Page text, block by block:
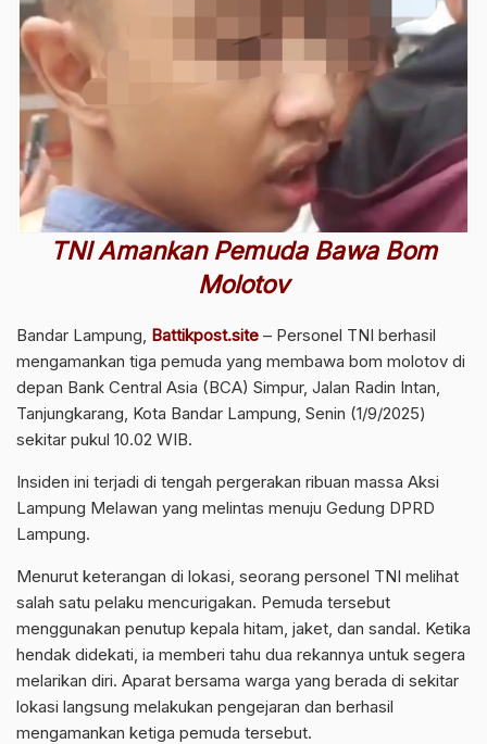
TNI Amankan Pemuda Bawa Bom
Molotov
Bandar Lampung, Battikpost.site – Personel TNI berhasil
mengamankan tiga pemuda yang membawa bom molotov di
depan Bank Central Asia (BCA) Simpur, Jalan Radin Intan,
Tanjungkarang, Kota Bandar Lampung, Senin (1/9/2025)
sekitar pukul 10.02 WIB.
Insiden ini terjadi di tengah pergerakan ribuan massa Aksi
Lampung Melawan yang melintas menuju Gedung DPRD
Lampung.
Menurut keterangan di lokasi, seorang personel TNI melihat
salah satu pelaku mencurigakan. Pemuda tersebut
menggunakan penutup kepala hitam, jaket, dan sandal. Ketika
hendak didekati, ia memberi tahu dua rekannya untuk segera
melarikan diri. Aparat bersama warga yang berada di sekitar
lokasi langsung melakukan pengejaran dan berhasil
mengamankan ketiga pemuda tersebut.